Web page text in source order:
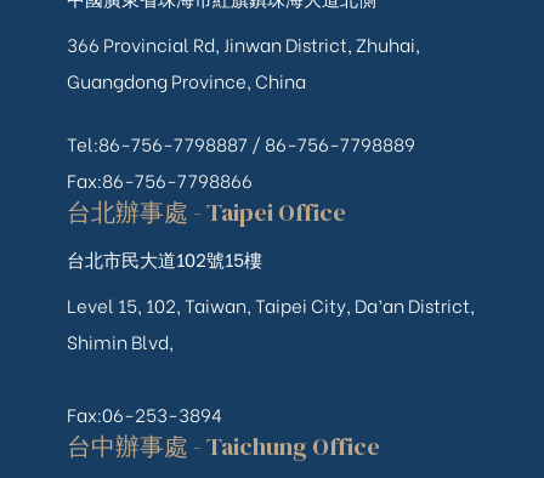
366 Provincial Rd, Jinwan District, Zhuhai,
Guangdong Province, China
Tel:86-756-7798887 / 86-756-7798889
Fax:86-756-7798866
台北辦事處 - Taipei Office
台北市民大道102號15樓
Level 15, 102, Taiwan, Taipei City, Da’an District,
Shimin Blvd,
Fax:06-253-3894
台中辦事處 - Taichung Office